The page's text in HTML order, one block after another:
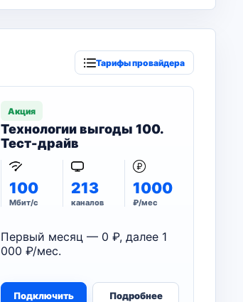
Тарифы провайдера
Акция
Технологии выгоды 100.
Тест-драйв
100
Мбит/с
213
каналов
1000
₽/мес
Первый месяц — 0 ₽, далее 1
000 ₽/мес.
Подключить Подробнее